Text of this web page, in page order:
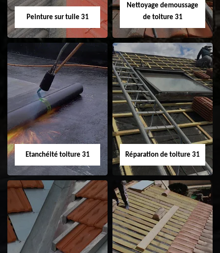
Peinture sur tuile 31
Peinture sur tuile
31
Nettoyage demoussage
de toiture 31
Nettoyage
demoussage de
toiture 31
Etanchéité toiture 31
Etanchéité toiture
31
Réparation de toiture 31
Réparation de
toiture 31